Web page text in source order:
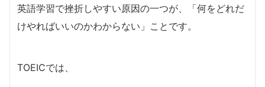
英語学習で挫折しやすい原因の一つが、「何をどれだ
けやればいいのかわからない」ことです。
TOEICでは、